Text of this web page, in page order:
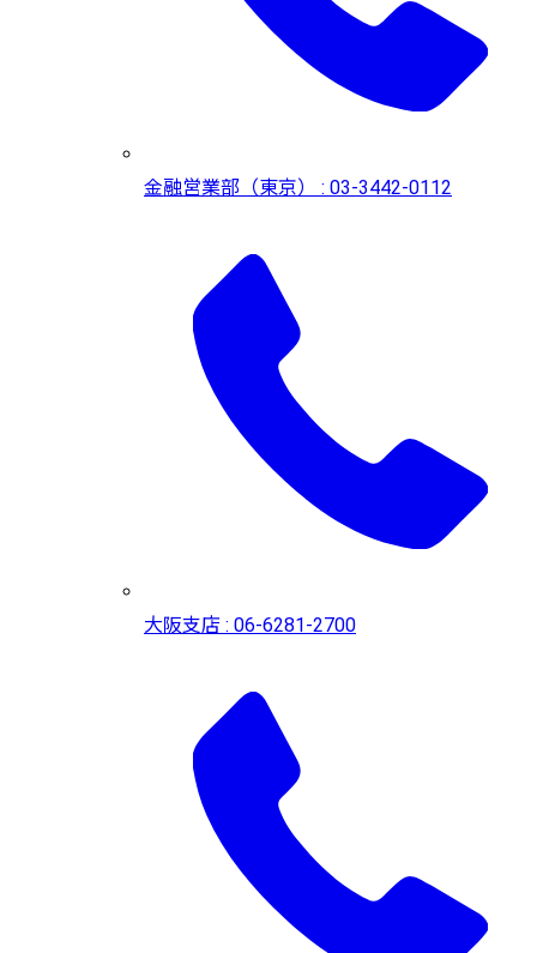
金融営業部（東京） : 03-3442-0112
大阪支店 : 06-6281-2700